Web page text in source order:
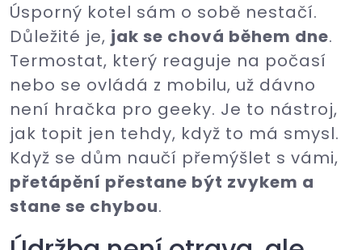
Úsporný kotel sám o sobě nestačí.
Důležité je, jak se chová během dne.
Termostat, který reaguje na počasí
nebo se ovládá z mobilu, už dávno
není hračka pro geeky. Je to nástroj,
jak topit jen tehdy, když to má smysl.
Když se dům naučí přemýšlet s vámi,
přetápění přestane být zvykem a
stane se chybou.